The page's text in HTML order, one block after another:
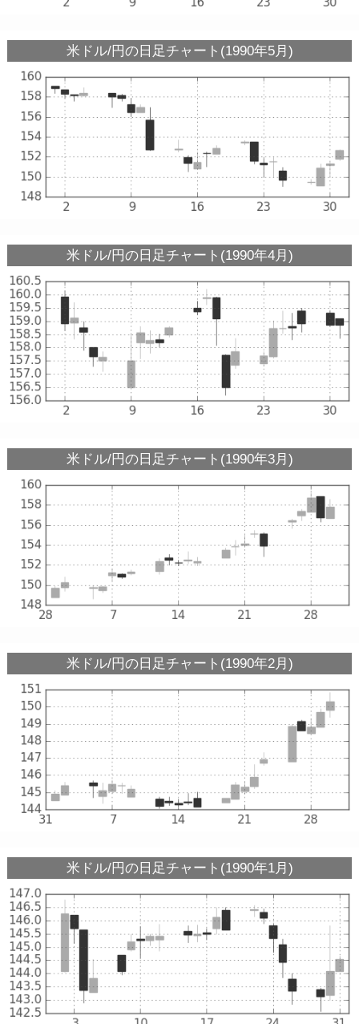
米ドル/円の日足チャート(1990年5月)
米ドル/円の日足チャート(1990年4月)
米ドル/円の日足チャート(1990年3月)
米ドル/円の日足チャート(1990年2月)
米ドル/円の日足チャート(1990年1月)